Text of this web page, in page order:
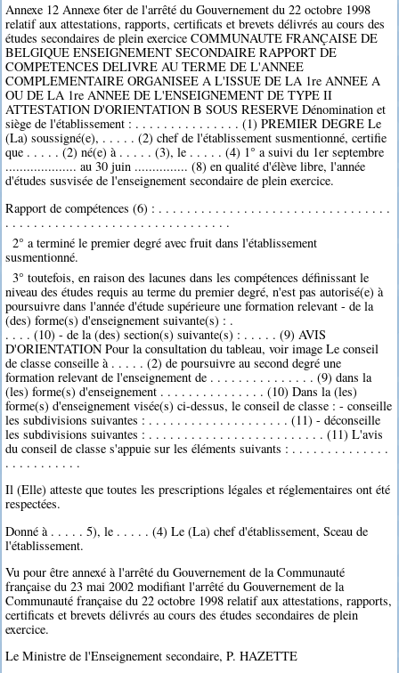
Annexe 12 Annexe 6ter de l'arrêté du Gouvernement du 22 octobre 1998
relatif aux attestations, rapports, certificats et brevets délivrés au cours des
études secondaires de plein exercice COMMUNAUTE FRANÇAISE DE
BELGIQUE ENSEIGNEMENT SECONDAIRE RAPPORT DE
COMPETENCES DELIVRE AU TERME DE L'ANNEE
COMPLEMENTAIRE ORGANISEE A L'ISSUE DE LA 1re ANNEE A
OU DE LA 1re ANNEE DE L'ENSEIGNEMENT DE TYPE II
ATTESTATION D'ORIENTATION B SOUS RESERVE Dénomination et
siège de l'établissement : . . . . . . . . . . . . . . . (1) PREMIER DEGRE Le
(La) soussigné(e), . . . . . (2) chef de l'établissement susmentionné, certifie
que . . . . . (2) né(e) à . . . . . (3), le . . . . . (4) 1° a suivi du 1er septembre
.................... au 30 juin ............... (8) en qualité d'élève libre, l'année
d'études susvisée de l'enseignement secondaire de plein exercice.
Rapport de compétences (6) : . . . . . . . . . . . . . . . . . . . . . . . . . . . . . . . . .
. . . . . . . . . . . . . . . . . . . . . . . . . . . . . . . .
2° a terminé le premier degré avec fruit dans l'établissement
susmentionné.
3° toutefois, en raison des lacunes dans les compétences définissant le
niveau des études requis au terme du premier degré, n'est pas autorisé(e) à
poursuivre dans l'année d'étude supérieure une formation relevant - de la
(des) forme(s) d'enseignement suivante(s) : .
. . . . (10) - de la (des) section(s) suivante(s) : . . . . . (9) AVIS
D'ORIENTATION Pour la consultation du tableau, voir image Le conseil
de classe conseille à . . . . . (2) de poursuivre au second degré une
formation relevant de l'enseignement de . . . . . . . . . . . . . . . (9) dans la
(les) forme(s) d'enseignement . . . . . . . . . . . . . . . (10) Dans la (les)
forme(s) d'enseignement visée(s) ci-dessus, le conseil de classe : - conseille
les subdivisions suivantes : . . . . . . . . . . . . . . . . . . . . (11) - déconseille
les subdivisions suivantes : . . . . . . . . . . . . . . . . . . . . . . . . . (11) L'avis
du conseil de classe s'appuie sur les éléments suivants : . . . . . . . . . . . . . .
. . . . . . . . . . .
Il (Elle) atteste que toutes les prescriptions légales et réglementaires ont été
respectées.
Donné à . . . . . 5), le . . . . . (4) Le (La) chef d'établissement, Sceau de
l'établissement.
Vu pour être annexé à l'arrêté du Gouvernement de la Communauté
française du 23 mai 2002 modifiant l'arrêté du Gouvernement de la
Communauté française du 22 octobre 1998 relatif aux attestations, rapports,
certificats et brevets délivrés au cours des études secondaires de plein
exercice.
Le Ministre de l'Enseignement secondaire, P. HAZETTE